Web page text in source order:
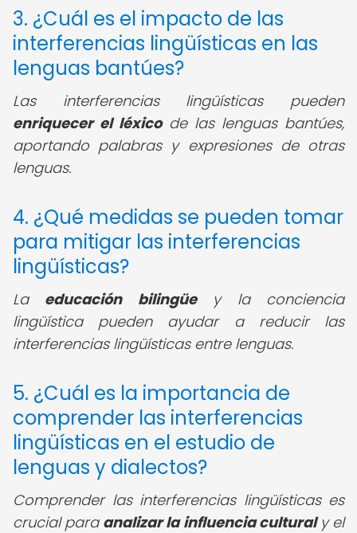
3. ¿Cuál es el impacto de las
interferencias lingüísticas en las
lenguas bantúes?
Las interferencias lingüísticas pueden
enriquecer el léxicode las lenguas bantúes,
aportando palabras y expresiones de otras
lenguas.
4. ¿Qué medidas se pueden tomar
para mitigar las interferencias
lingüísticas?
La educación bilingüey la conciencia
lingüística pueden ayudar a reducir las
interferencias lingüísticas entre lenguas.
5. ¿Cuál es la importancia de
comprender las interferencias
lingüísticas en el estudio de
lenguas y dialectos?
Comprender las interferencias lingüísticas es
crucial para analizar la influencia culturaly el